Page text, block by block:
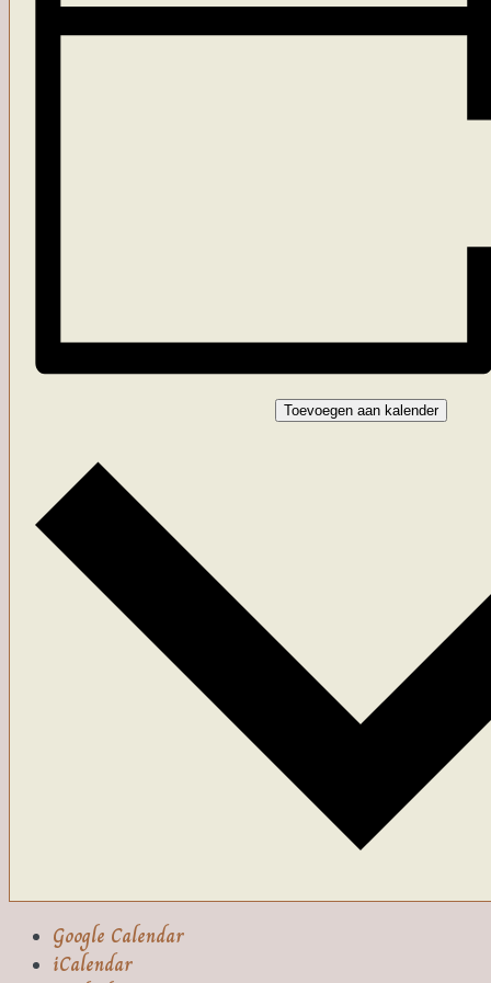
Toevoegen aan kalender
Google Calendar
iCalendar